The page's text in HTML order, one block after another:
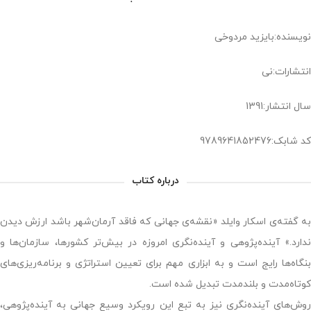
نویسنده:بایزید مردوخی
انتشارات:نی
سال انتشار:1391
کد شابک:9789641852476
درباره کتاب
به گفته‌ی اسکار وایلد «نقشه‌ی جهانی که فاقد آرمان‌شهر باشد ارزش دیدن
ندارد.» آینده‌پژوهی و آینده‌نگری امروزه در بیش‌تر کشورها، سازمان‌ها و
بنگاه‌ها رایج است و به ابزاری مهم برای تعیین استراتژی و برنامه‌ریزی‌های
کوتاه‌مدت و بلندمدت تبدیل شده است.
روش‌های آینده‌نگری نیز به تبع این رویکرد وسیع جهانی به آینده‌پژوهی،